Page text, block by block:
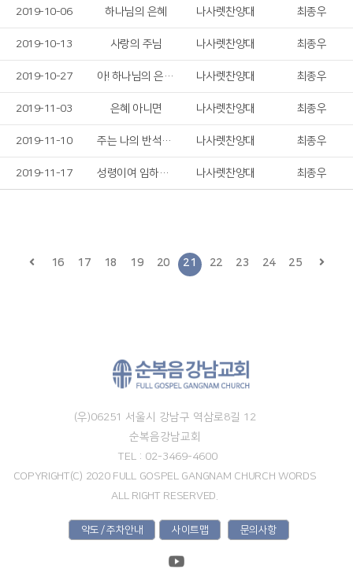
2019-10-06 하나님의 은혜 나사렛찬양대 최종우
2019-10-13 사랑의 주님 나사렛찬양대 최종우
2019-10-27 아! 하나님의 은혜로 나사렛찬양대 최종우
2019-11-03 은혜 아니면 나사렛찬양대 최종우
2019-11-10 주는 나의 반석이시니 나사렛찬양대 최종우
2019-11-17 성령이여 임하소서 나사렛찬양대 최종우
16 17 18 19 20 21 22 23 24 25
(우)06251 서울시 강남구 역삼로8길 12
순복음강남교회
TEL : 02-3469-4600
COPYRIGHT(C) 2020 FULL GOSPEL GANGNAM CHURCH WORDS
ALL RIGHT RESERVED.
약도 / 주차안내 사이트맵 문의사항